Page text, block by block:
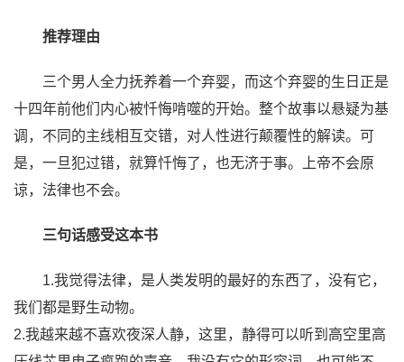
推荐理由
三个男人全力抚养着一个弃婴，而这个弃婴的生日正是
十四年前他们内心被忏悔啃噬的开始。整个故事以悬疑为基
调，不同的主线相互交错，对人性进行颠覆性的解读。可
是，一旦犯过错，就算忏悔了，也无济于事。上帝不会原
谅，法律也不会。
三句话感受这本书
1.我觉得法律，是人类发明的最好的东西了，没有它，
我们都是野生动物。
2.我越来越不喜欢夜深人静，这里，静得可以听到高空里高